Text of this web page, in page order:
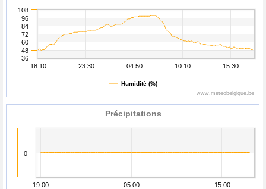
Humidité (%)
18:10 23:30 04:50 10:10 15:30
36
48
60
72
84
96
108
www.meteobelgique.be
Précipitations
19:00 05:00 15:00
0